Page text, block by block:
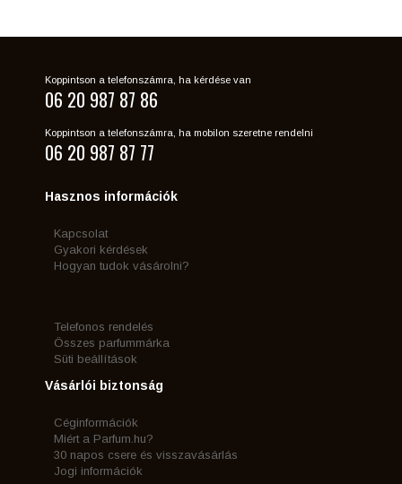
Koppintson a telefonszámra, ha kérdése van
06 20 987 87 86
Koppintson a telefonszámra, ha mobilon szeretne rendelni
06 20 987 87 77
Hasznos információk
Kapcsolat
Gyakori kérdések
Hogyan tudok vásárolni?
Telefonos rendelés
Összes parfummárka
Süti beállítások
Vásárlói biztonság
Céginformációk
Miért a Parfum.hu?
30 napos csere és visszavásárlás
Jogi információk